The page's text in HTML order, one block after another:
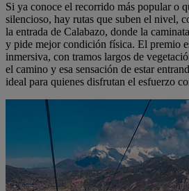
Si ya conoce el recorrido más popular o
silencioso, hay rutas que suben el nivel,
la entrada de Calabazo, donde la
y pide mejor condición física. El premio
inmersiva, con tramos largos de
el camino y esa sensación de estar
ideal para quienes disfrutan el esfuerzo